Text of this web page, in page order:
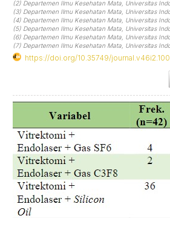
(2) Departemen Ilmu Kesehatan Mata, Universitas
(3) Departemen Ilmu Kesehatan Mata, Universitas
(4) Departemen Ilmu Kesehatan Mata, Universitas
(5) Departemen Ilmu Kesehatan Mata, Universitas
(6) Departemen Ilmu Kesehatan Mata, Universitas
(7) Departemen Ilmu Kesehatan Mata, Universitas
https://doi.org/10.35749/
Article
Sidebar